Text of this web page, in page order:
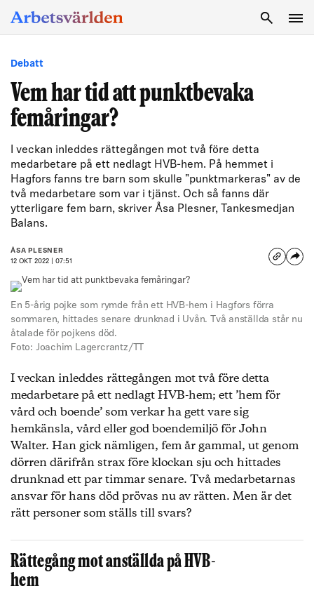
Debatt
Vem har tid att punktbevaka
femåringar?
I veckan inleddes rättegången mot två före detta
medarbetare på ett nedlagt HVB-hem. På hemmet i
Hagfors fanns tre barn som skulle "punktmarkeras" av de
två medarbetare som var i tjänst. Och så fanns där
ytterligare fem barn, skriver Åsa Plesner, Tankesmedjan
Balans.
ÅSA PLESNER
12 OKT 2022 | 07:51
En 5-årig pojke som rymde från ett HVB-hem i Hagfors förra
sommaren, hittades senare drunknad i Uvån. Två anställda står nu
åtalade för pojkens död.
Foto: Joachim Lagercrantz/TT
I veckan inleddes rättegången mot två före detta
medarbetare på ett nedlagt HVB-hem; ett ’hem för
vård och boende’ som verkar ha gett vare sig
hemkänsla, vård eller god boendemiljö för John
Walter. Han gick nämligen, fem år gammal, ut genom
dörren därifrån strax före klockan sju och hittades
drunknad ett par timmar senare. Två medarbetarnas
ansvar för hans död prövas nu av rätten. Men är det
rätt personer som ställs till svars?
Rättegång mot anställda på HVB-
hem